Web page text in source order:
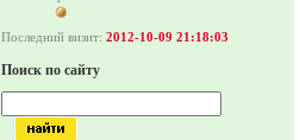
Последний визит: 2012-10-09 21:18:03
Поиск по сайту